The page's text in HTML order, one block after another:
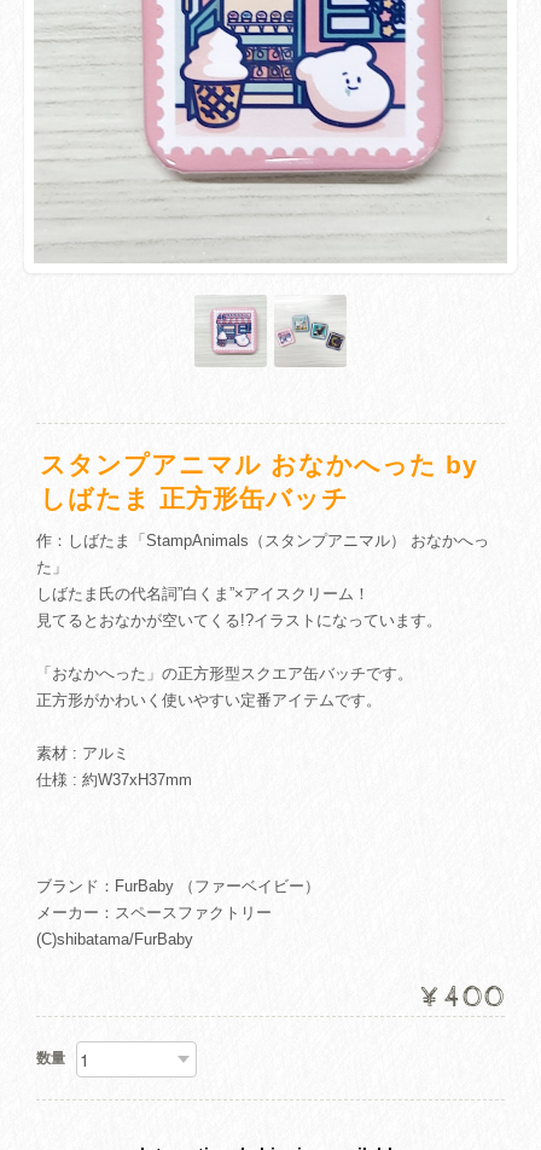
スタンプアニマル おなかへった by
しばたま 正方形缶バッチ
作：しばたま「StampAnimals（スタンプアニマル） おなかへっ
た」
しばたま氏の代名詞”白くま”×アイスクリーム！
見てるとおなかが空いてくる!?イラストになっています。
「おなかへった」の正方形型スクエア缶バッチです。
正方形がかわいく使いやすい定番アイテムです。
素材 : アルミ
仕様 : 約W37xH37mm
ブランド：FurBaby （ファーベイビー）
メーカー：スペースファクトリー
(C)shibatama/FurBaby
¥400
数量